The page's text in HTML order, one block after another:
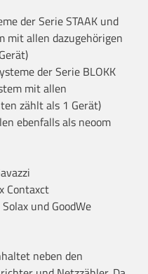
der Serie STAAK und
mit allen dazugehörigen
der Serie BLOKK
mit allen
zählt als 1 Gerät)
ebenfalls als neoom
Contaxct
und GoodWe
neben den